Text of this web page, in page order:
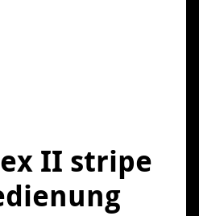
II stripe